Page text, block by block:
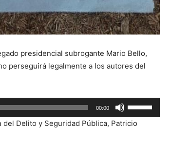
presidencial subrogante Mario Bello,
perseguirá legalmente a los autores del
00:00
las
teclas
Delito y Seguridad Pública, Patricio